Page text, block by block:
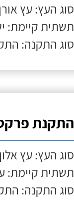
סוג העץ: עץ
תשתית קיימת:
סוג התקנה:
התקנת
סוג העץ: עץ אלון
תשתית קיימת:
סוג התקנה: